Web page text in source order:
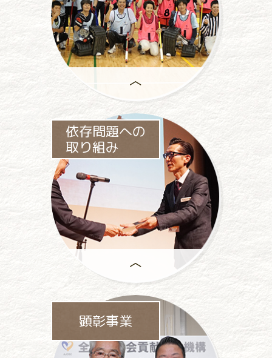
助成事業は、
一般社団法人パチンコパチスロ
社会貢献機構の
中心事業です
依存問題への
取り組み
パチンコ・
パチスロ業界をあげて
取り組んでいます。
顕彰事業